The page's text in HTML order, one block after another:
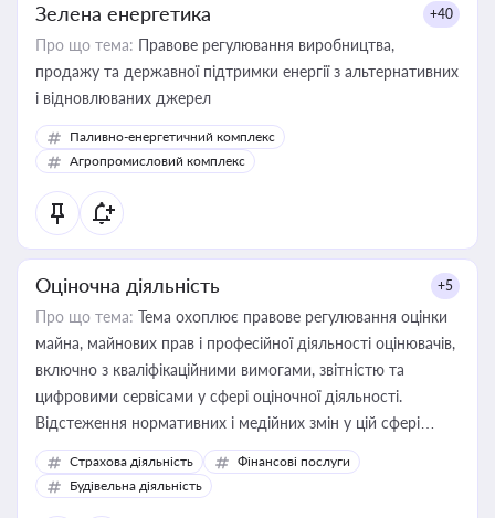
Зелена енергетика +40
Про що тема: Правове регулювання виробництва,
продажу та державної підтримки енергії з альтернативних
і відновлюваних джерел
Паливно-енергетичний комплекс
Агропромисловий комплекс
Оціночна діяльність +5
Про що тема: Тема охоплює правове регулювання оцінки
майна, майнових прав і професійної діяльності оцінювачів,
включно з кваліфікаційними вимогами, звітністю та
цифровими сервісами у сфері оціночної діяльності.
Відстеження нормативних і медійних змін у цій сфері
корисне для власника бізнесу, керівника, юриста або
бухгалтера під час оподаткування, приватизації, оренди
державного майна, корпоративних угод і перевірки
Страхова діяльність
Фінансові послуги
Будівельна діяльність